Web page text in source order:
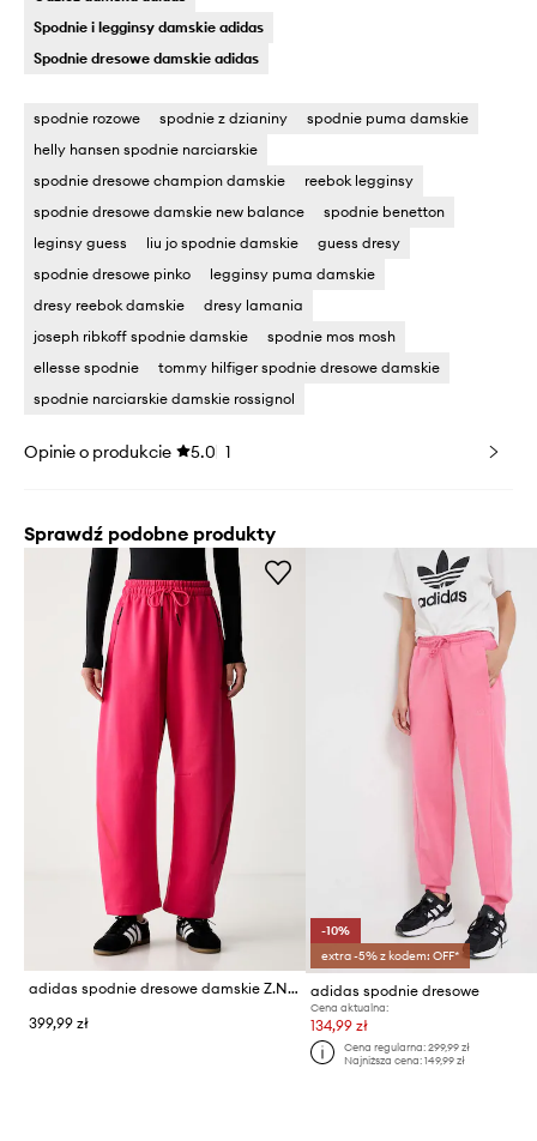
Spodnie i legginsy damskie adidas
Spodnie dresowe damskie adidas
spodnie rozowe spodnie z dzianiny
spodnie puma damskie
helly hansen spodnie narciarskie
spodnie dresowe champion damskie
reebok legginsy
spodnie dresowe damskie new balance
spodnie benetton
leginsy guess
liu jo spodnie damskie
guess dresy
spodnie dresowe pinko
legginsy puma damskie
dresy reebok damskie
dresy lamania
joseph ribkoff spodnie damskie
spodnie mos mosh
ellesse spodnie
tommy hilfiger spodnie dresowe damskie
spodnie narciarskie damskie rossignol
Opinie o produkcie 5.0 1
Sprawdź podobne produkty
adidas spodnie dresowe damskie Z.N.E
399,99 zł
-10%
extra -5% z kodem: OFF*
adidas spodnie dresowe
Cena aktualna:
134,99 zł
Cena regularna: 299,99 zł
Najniższa cena: 149,99 zł